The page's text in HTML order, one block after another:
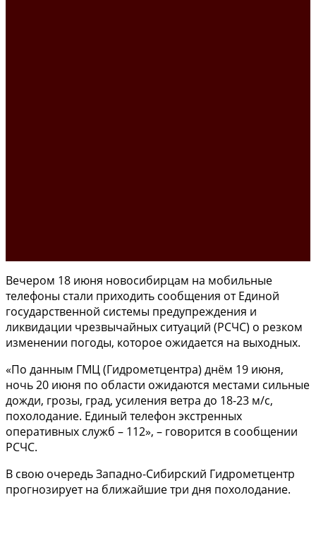
Вечером 18 июня новосибирцам на мобильные
телефоны стали приходить сообщения от Единой
государственной системы предупреждения и
ликвидации чрезвычайных ситуаций (РСЧС) о резком
изменении погоды, которое ожидается на выходных.
«По данным ГМЦ (Гидрометцентра) днём 19 июня,
ночь 20 июня по области ожидаются местами сильные
дожди, грозы, град, усиления ветра до 18-23 м/с,
похолодание. Единый телефон экстренных
оперативных служб – 112», – говорится в сообщении
РСЧС.
В свою очередь Западно-Сибирский Гидрометцентр
прогнозирует на ближайшие три дня похолодание.